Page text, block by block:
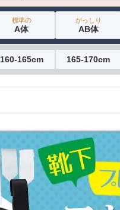
標準の
A体
がっしり
AB体
160-165cm 165-170cm